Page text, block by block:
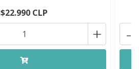
$22.990 CLP
+ -